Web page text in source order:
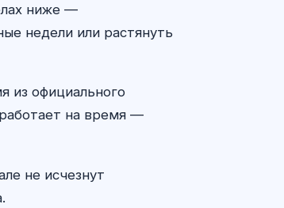
ниже —
недели или растянуть
из официального
на время —
не исчезнут